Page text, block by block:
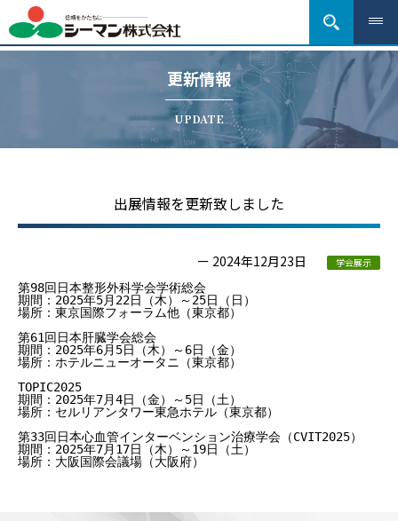
更新情報
UPDATE
出展情報を更新致しました
ー 2024年12月23日 学会展示
第98回日本整形外科学会学術総会
期間：2025年5月22日（木）～25日（日）
場所：東京国際フォーラム他（東京都）
第61回日本肝臓学会総会
期間：2025年6月5日（木）～6日（金）
場所：ホテルニューオータニ（東京都）
TOPIC2025
期間：2025年7月4日（金）～5日（土）
場所：セルリアンタワー東急ホテル（東京都）
第33回日本心血管インターベンション治療学会（CVIT2025）
期間：2025年7月17日（木）～19日（土）
場所：大阪国際会議場（大阪府）